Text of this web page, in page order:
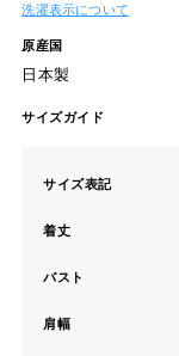
洗濯表示について
原産国
日本製
サイズガイド
サイズ表記
着丈
バスト
肩幅